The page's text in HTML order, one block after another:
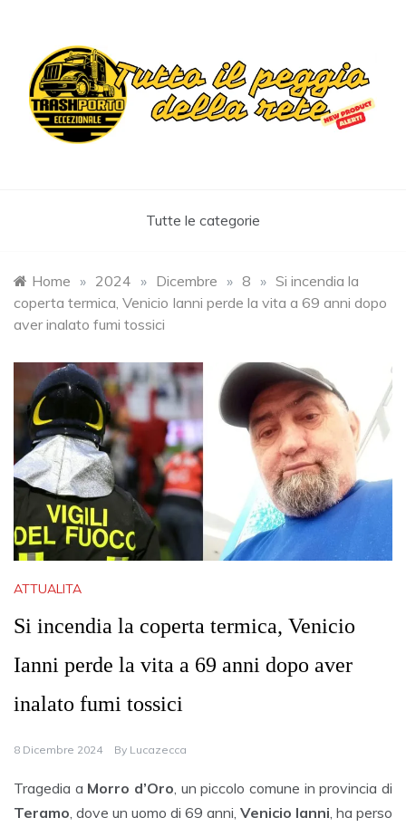
content
Tutte le categorie
Home » 2024 » Dicembre » 8 » Si incendia la
coperta termica, Venicio Ianni perde la vita a 69 anni dopo
aver inalato fumi tossici
ATTUALITA
Si incendia la coperta termica, Venicio
Ianni perde la vita a 69 anni dopo aver
inalato fumi tossici
8 Dicembre 2024 By Lucazecca
Tragedia a Morro d’Oro, un piccolo comune in provincia di
Teramo, dove un uomo di 69 anni, Venicio Ianni, ha perso